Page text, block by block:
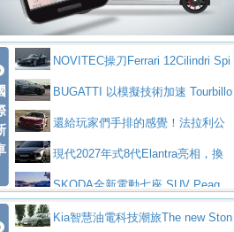
一探SITRAK “準” 消防車的究竟
大益金龍初試啼聲，汽柴油5噸貨車
不是對手正宗年鑑2025年全球自動車年鑑1月
下旬問世！2024第六屆ISUZU運轉職人挑戰賽
首度前進南台灣熱烈開戰
豪華電能休旅新星 Audi Q4 Sportba
ck 55 e-tron S lineScania Taiwan 逆風而行，加深力
道投資布局
座純電旗艦 SUV，行李廂最大可達 935 公
升
全新純電 Mercedes-Benz C 400 4
MATIC Electric 登場
奢華與科技大躍進，MAZDA全新3
代CX-5全方位進化提前亮相並展開預售94.9
萬起
馬自達公布 2027 年式 MX-5 更
新，新增 Yakudo 特別版
Skoda Peaq 發表全新電動動力系
統 最長續航逾 640 公里、支援雙向供電
BMW M2 首度導入 xDrive 四驅，
美國與瑞士需求成關鍵推手
The all-new T-Roc 魅力 自成焦點
Maserati GT2 Stradale「Tribute to
NOVITEC操刀Ferrari 12Cilindri Spi
der 碳纖維空力、鍛造輪圈與Inconel排氣
上身
BUGATTI 以模擬技術加速 Tourbillo
n 動態開發還給玩家們手排的感覺！法拉利公
布12Cilidri Manaule手排超跑產品細節
現代2027年式8代Elantra亮相，換
裝更銳利的造型、更先進的資訊娛樂系統及
更高效的動力
SKODA全新電動七座 SUV Peaq
問世，擁有品牌史上最寬敞且豪華的座艙
AUDI推出首款高性能油電超跑Nuvo
Kia智慧油電科技潮旅The new Ston